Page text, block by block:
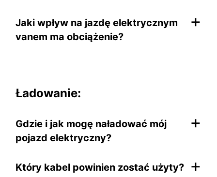
Jaki wpływ na jazdę elektrycznym
vanem ma obciążenie?
+
Ładowanie:
Gdzie i jak mogę naładować mój
pojazd elektryczny?
+
Który kabel powinien zostać użyty? +